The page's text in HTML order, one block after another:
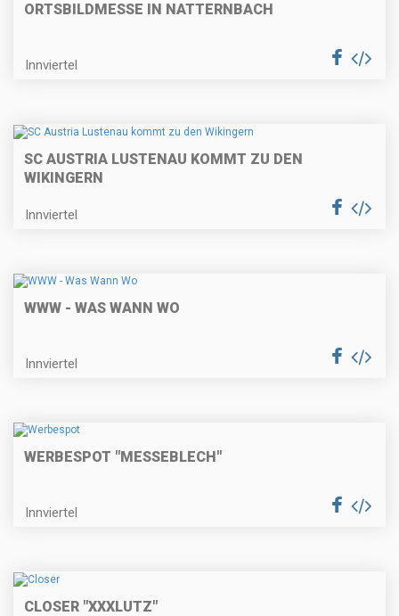
ORTSBILDMESSE IN NATTERNBACH
Innviertel
SC AUSTRIA LUSTENAU KOMMT ZU DEN
WIKINGERN
Innviertel
WWW - WAS WANN WO
Innviertel
WERBESPOT "MESSEBLECH"
Innviertel
CLOSER "XXXLUTZ"